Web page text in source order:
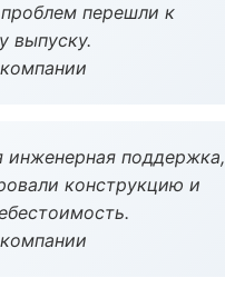
перешли к
выпуску.
инженерная поддержка,
конструкцию и